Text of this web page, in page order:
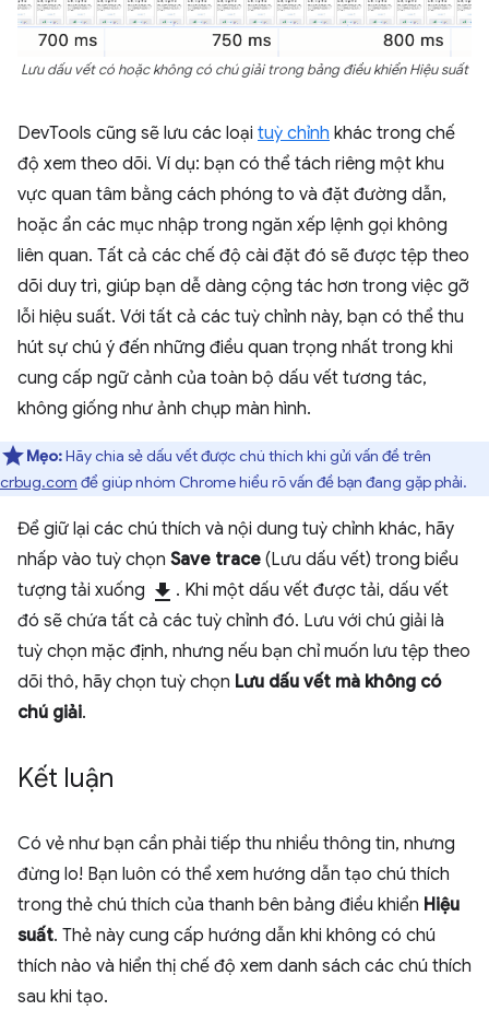
Lưu dấu vết có hoặc không có chú giải trong bảng điều khiển Hiệu suất
DevTools cũng sẽ lưu các loại tuỳ chỉnh khác trong chế
độ xem theo dõi. Ví dụ: bạn có thể tách riêng một khu
vực quan tâm bằng cách phóng to và đặt đường dẫn,
hoặc ẩn các mục nhập trong ngăn xếp lệnh gọi không
liên quan. Tất cả các chế độ cài đặt đó sẽ được tệp theo
dõi duy trì, giúp bạn dễ dàng cộng tác hơn trong việc gỡ
lỗi hiệu suất. Với tất cả các tuỳ chỉnh này, bạn có thể thu
hút sự chú ý đến những điều quan trọng nhất trong khi
cung cấp ngữ cảnh của toàn bộ dấu vết tương tác,
không giống như ảnh chụp màn hình.
Mẹo:Hãy chia sẻ dấu vết được chú thích khi gửi vấn đề trên
crbug.com để giúp nhóm Chrome hiểu rõ vấn đề bạn đang gặp phải.
Để giữ lại các chú thích và nội dung tuỳ chỉnh khác, hãy
nhấp vào tuỳ chọn Save trace (Lưu dấu vết) trong biểu
tượng tải xuống download . Khi một dấu vết được tải, dấu vết
đó sẽ chứa tất cả các tuỳ chỉnh đó. Lưu với chú giải là
tuỳ chọn mặc định, nhưng nếu bạn chỉ muốn lưu tệp theo
dõi thô, hãy chọn tuỳ chọn Lưu dấu vết mà không có
chú giải.
Kết luận
Có vẻ như bạn cần phải tiếp thu nhiều thông tin, nhưng
đừng lo! Bạn luôn có thể xem hướng dẫn tạo chú thích
trong thẻ chú thích của thanh bên bảng điều khiển Hiệu
suất. Thẻ này cung cấp hướng dẫn khi không có chú
thích nào và hiển thị chế độ xem danh sách các chú thích
sau khi tạo.